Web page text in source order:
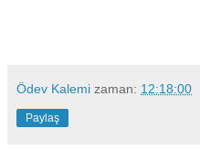
Ödev Kalemi zaman: 12:18:00
Paylaş